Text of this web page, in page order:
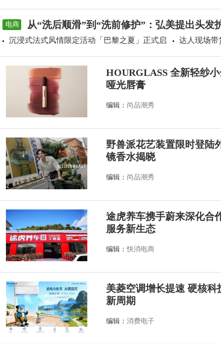
电商 从“洗后顺滑”到“洗前修护”：弘美提出头发
沉浸式法式风情限定活动「巴黎之夏」正式启 达人现场带
HOURGLASS 全新轻纱
哑光唇膏
编辑： 尚品潮秀
野兽派花艺装置限时登
镜香水揭晓
编辑： 尚品潮秀
途虎养车携手蔚来深化合
服务新生态
编辑：快消电商
美菱空调增长提速 硬核
新周期
编辑： 消费电子